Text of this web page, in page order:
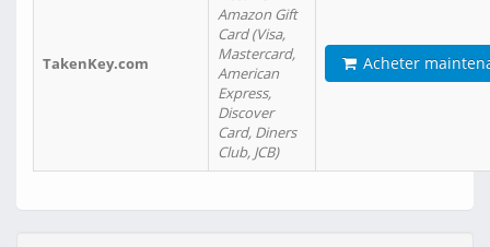
TakenKey.com
Amazon Gift
Card (Visa,
Mastercard,
American
Express,
Discover
Card, Diners
Club, JCB)
Acheter